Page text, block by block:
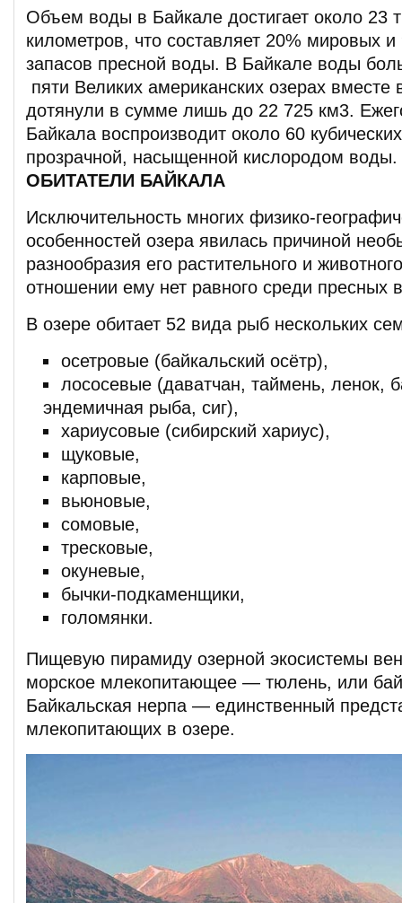
Объем воды в Байкале достигает около 23
километров, что составляет 20% мировых и
запасов пресной воды. В Байкале воды
пяти Великих американских озерах
дотянули в сумме лишь до 22 725 км3.
Байкала воспроизводит около 60
прозрачной, насыщенной кислородом воды.
ОБИТАТЕЛИ БАЙКАЛА
Исключительность многих физико-
особенностей озера явилась причиной
разнообразия его растительного и
отношении ему нет равного среди пресных
В озере обитает 52 вида рыб нескольких
осетровые (байкальский осётр),
лососевые (даватчан, таймень, ленок,
эндемичная рыба, сиг),
хариусовые (сибирский хариус),
щуковые,
карповые,
вьюновые,
сомовые,
тресковые,
окуневые,
бычки-подкаменщики,
голомянки.
Пищевую пирамиду озерной экосистемы
морское млекопитающее — тюлень, или
Байкальская нерпа — единственный
млекопитающих в озере.